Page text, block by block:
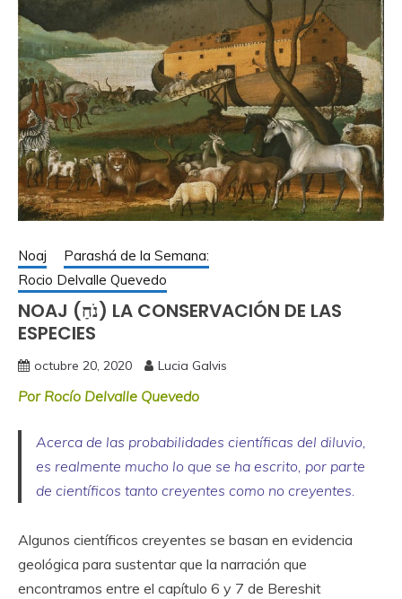
Noaj
Parashá de la Semana:
Rocio Delvalle Quevedo
NOAJ (נֹחַ) LA CONSERVACIÓN DE LAS
ESPECIES
octubre 20, 2020 Lucia Galvis
Por Rocío Delvalle Quevedo
Acerca de las probabilidades científicas del diluvio,
es realmente mucho lo que se ha escrito, por parte
de científicos tanto creyentes como no creyentes.
Algunos científicos creyentes se basan en evidencia
geológica para sustentar que la narración que
encontramos entre el capítulo 6 y 7 de Bereshit